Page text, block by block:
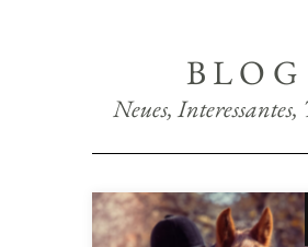
BLOG
Neues,